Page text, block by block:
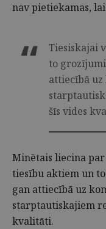
nav pietiekamas,
Tiesiskajai
to
attiecībā
šīs vides
Minētais liecina
tiesību aktiem un
gan attiecībā uz
starptautiskajiem
kvalitāti.